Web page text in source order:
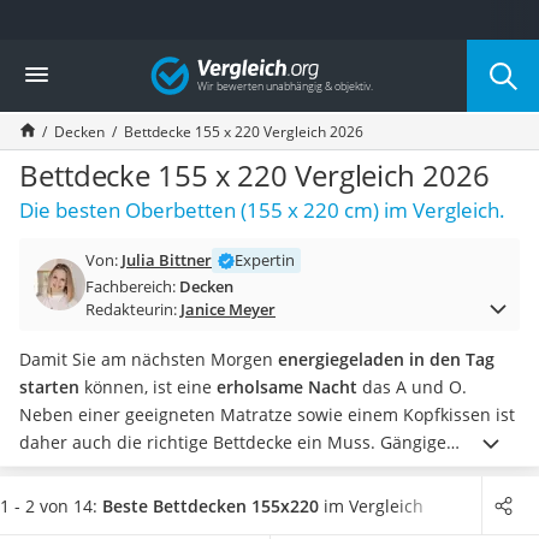
Die beliebtesten Vergleiche nach Kategorie
Wohnen
Matratzen-Topper
Matratzen
Konferenzlautsprecher
Tageslichtlampe
Badlüfter
Bürohocker
Außenleuchte mit Kamera
Akku-Tischlampe
Konferenzmikrofon
Klappmatratze
Duschkopf mit Kalkfilter
Aktenvernichter Sicherheitsstufe 4
Bettgitter
Vergleich
Decken Bettdecke 155 x 220 Vergleich 2026
Bettdecke 155 x 220 Vergleich 2026
Die besten Oberbetten (155 x 220 cm) im Vergleich.
Von: Julia Bittner
Expertin
Fachbereich: Decken
Redakteurin: Janice Meyer
Damit Sie am nächsten Morgen energiegeladen in den Tag
starten können, ist eine erholsame Nacht das A und O.
Neben einer geeigneten Matratze sowie einem Kopfkissen ist
daher auch die richtige Bettdecke ein Muss. Gängige
155x220-cm-Bettdecken-Tests im Internet vergleichen
Oberbetten, die sowohlfür das ganze Jahrauch als auch
1 - 2 von 14: Beste Bettdecken 155x220 im Vergleich